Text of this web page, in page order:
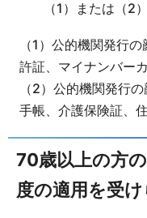
（1）または（2）
（1）公的機関発行
許証、マイナンバー
（2）公的機関発行
手帳、介護保険証、
70歳以上の方
度の適用を受け